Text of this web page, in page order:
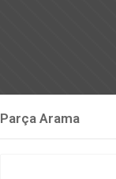
Parça Arama